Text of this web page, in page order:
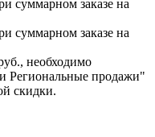
суммарном заказе на
суммарном заказе на
необходимо
Региональные продажи"
скидки.